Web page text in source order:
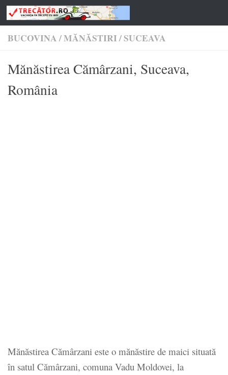
Skip to content
BUCOVINA/MĂNĂSTIRI/SUCEAVA
Mănăstirea Cămârzani, Suceava,
România
Mănăstirea Cămârzani este o mănăstire de maici situată
în satul Cămârzani, comuna Vadu Moldovei, la